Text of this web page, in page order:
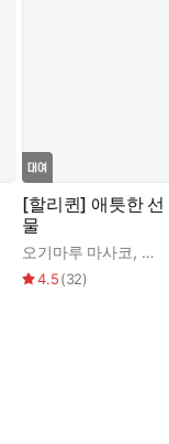
도넬리
[할리퀸] 애틋한 선
물
오기마루 마사코, 베
4.5(32)